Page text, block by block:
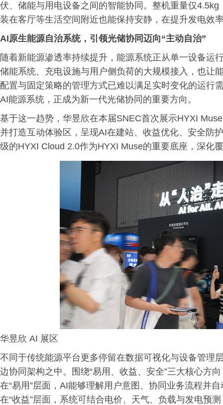
伏、储能与用电设备之间的智能协同。整机重量仅
装在客厅等生活空间附近也能保持安静，在提升发电效
AI原生能源自治系统，引领光储协同迈向“主动自治”
随着新能源渗透率持续提升，能源系统正从单一设备运
储能系统、充电设施与用户侧负荷的大规模接入，也让
配置与固定策略的管理方式已难以满足实时变化的运行
AI能源系统，正成为新一代光储协同的重要方向。
基于这一趋势，华昱欣在本届SNEC首次展示HYXI
并打造互动体验区，呈现AI在建站、收益优化、安全防
级的HYXI Cloud 2.0作为HYXI Muse的重要底座，深化
华昱欣 AI 展区
不同于传统能源平台更多停留在数据可视化与设备管理
边协同架构之中。围绕“易用、收益、安全”三大核心方
在“易用”层面，AI能够理解用户意图、协同业务流程并
在“收益”层面，系统可结合电价、天气、负载与发电预